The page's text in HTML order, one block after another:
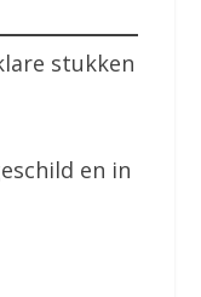
stukken
en in